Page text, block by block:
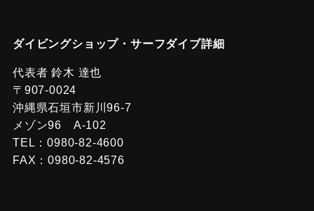
ダイビングショップ・サーフダイブ詳細
代表者 鈴木 達也
〒907-0024
沖縄県石垣市新川96-7
メゾン96 A-102
TEL：0980-82-4600
FAX：0980-82-4576